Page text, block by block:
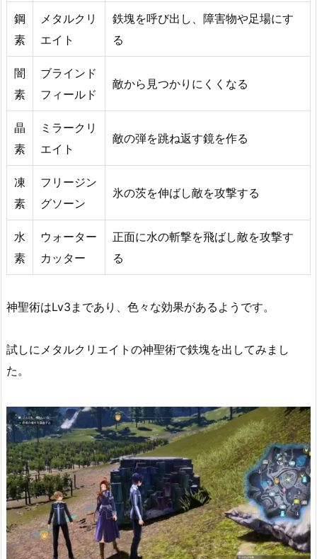
鋼
素
メタルクリ
エイト
鉄塊を呼び出し、障害物や足場にす
る
闇
素
ブラインド
フィールド
敵から見つかりにくくなる
晶
素
ミラークリ
エイト
敵の弾を跳ね返す鏡を作る
凍
素
フリージン
グソーン
氷の茨を伸ばし敵を攻撃する
水
素
ウォーター
カッター
正面に水の斬撃を飛ばし敵を攻撃す
る
神聖術はLv3まであり、色々な効果があるようです。
試しにメタルクリエイトの神聖術で鉄塊を出してみまし
た。